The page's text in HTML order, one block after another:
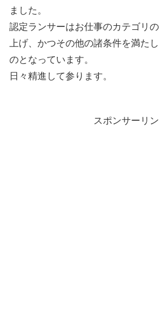
ました。
認定ランサーはお仕事のカテゴリ
上げ、かつその他の諸条件を満た
のとなっています。
日々精進して参ります。
スポンサーリ